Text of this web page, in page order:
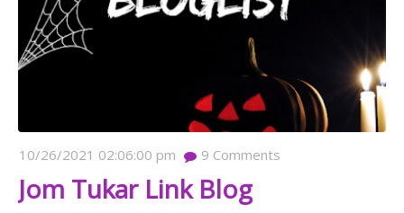
10/26/2021 02:06:00 pm 9 Comments
Jom Tukar Link Blog